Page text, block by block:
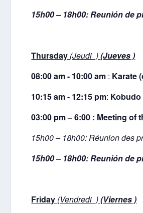
15h00 – 18h00: Reunión de
Thursday (Jeudi )(Jueves )
08:00 am - 10:00 am : Karate
10:15 am - 12:15 pm:
03:00 pm – 6:00 : Meeting
15h00 – 18h00: Réunion des
15h00 – 18h00: Reunión de
Friday (Vendredi )(Viernes )